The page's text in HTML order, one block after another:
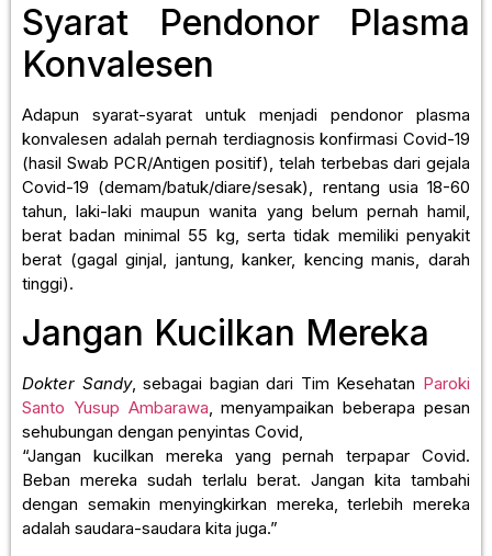
Syarat Pendonor Plasma
Konvalesen
Adapun syarat-syarat untuk menjadi pendonor plasma
konvalesen adalah pernah terdiagnosis konfirmasi Covid-19
(hasil Swab PCR/Antigen positif), telah terbebas dari gejala
Covid-19 (demam/batuk/diare/sesak), rentang usia 18-60
tahun, laki-laki maupun wanita yang belum pernah hamil,
berat badan minimal 55 kg, serta tidak memiliki penyakit
berat (gagal ginjal, jantung, kanker, kencing manis, darah
tinggi).
Jangan Kucilkan Mereka
Dokter Sandy, sebagai bagian dari Tim Kesehatan Paroki
Santo Yusup Ambarawa, menyampaikan beberapa pesan
sehubungan dengan penyintas Covid,
“Jangan kucilkan mereka yang pernah terpapar Covid.
Beban mereka sudah terlalu berat. Jangan kita tambahi
dengan semakin menyingkirkan mereka, terlebih mereka
adalah saudara-saudara kita juga.”